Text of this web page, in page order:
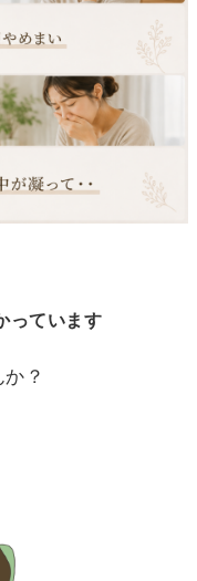
っています
？